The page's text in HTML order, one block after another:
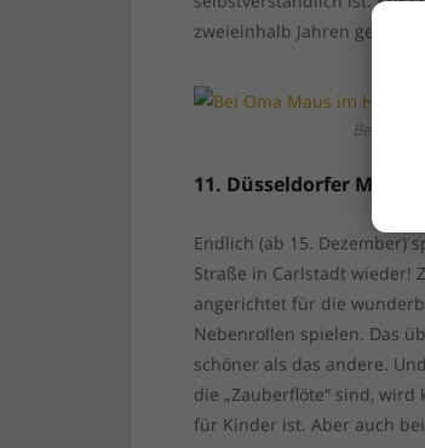
zweieinhalb Jahren gehört
Bei Oma
11. Düsseldorfer
Endlich (ab 15. Dezember)
Straße in Carlstadt wieder!
angerichtet für die
Nebenrollen spielen. Das
schöner als das andere.
die „Zauberflöte“ sind,
für Kinder ist. Aber auch